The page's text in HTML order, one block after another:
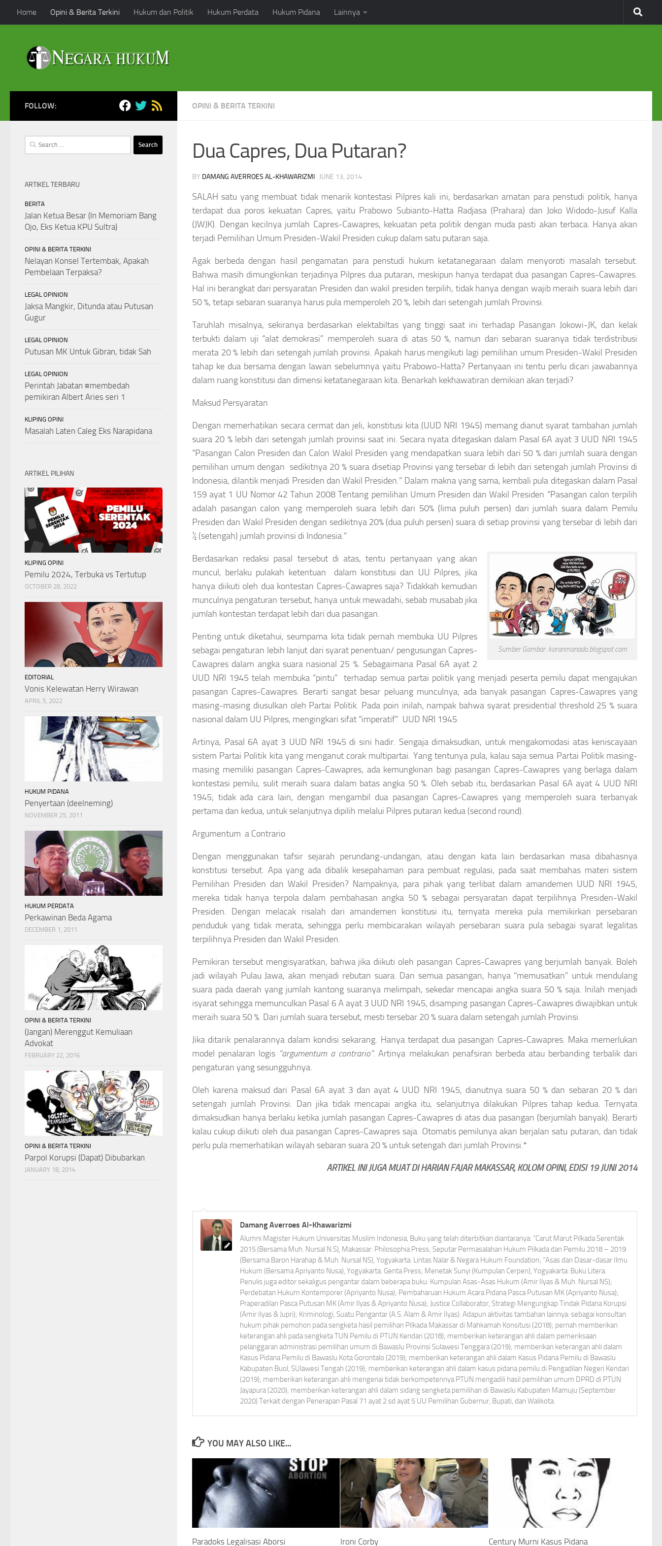
Skip to content
Home Opini & Berita Terkini Hukum dan Politik Hukum Perdata Hukum Pidana Lainnya
OPINI & BERITA TERKINI
Dua Capres, Dua Putaran?
BY DAMANG AVERROES AL-KHAWARIZMI · JUNE 13, 2014
SALAH satu yang membuat tidak menarik kontestasi Pilpres kali ini, berdasarkan amatan para penstudi politik, hanya
terdapat dua poros kekuatan Capres, yaitu Prabowo Subianto-Hatta Radjasa (Prahara) dan Joko Widodo-Jusuf Kalla
(JWJK). Dengan kecilnya jumlah Capres-Cawapres, kekuatan peta politik dengan muda pasti akan terbaca. Hanya akan
terjadi Pemilihan Umum Presiden-Wakil Presiden cukup dalam satu putaran saja.
Agak berbeda dengan hasil pengamatan para penstudi hukum ketatanegaraan dalam menyoroti masalah tersebut.
Bahwa masih dimungkinkan terjadinya Pilpres dua putaran, meskipun hanya terdapat dua pasangan Capres-Cawapres.
Hal ini berangkat dari persyaratan Presiden dan wakil presiden terpilih, tidak hanya dengan wajib meraih suara lebih dari
50 %, tetapi sebaran suaranya harus pula memperoleh 20 %, lebih dari setengah jumlah Provinsi.
Taruhlah misalnya, sekiranya berdasarkan elektabiltas yang tinggi saat ini terhadap Pasangan Jokowi-JK, dan kelak
terbukti dalam uji “alat demokrasi” memperoleh suara di atas 50 %, namun dari sebaran suaranya tidak terdistribusi
merata 20 % lebih dari setengah jumlah provinsi. Apakah harus mengikuti lagi pemilihan umum Presiden-Wakil Presiden
tahap ke dua bersama dengan lawan sebelumnya yaitu Prabowo-Hatta? Pertanyaan ini tentu perlu dicari jawabannya
dalam ruang konstitusi dan dimensi ketatanegaraan kita. Benarkah kekhawatiran demikian akan terjadi?
Maksud Persyaratan
Dengan memerhatikan secara cermat dan jeli, konstitusi kita (UUD NRI 1945) memang dianut syarat tambahan jumlah
suara 20 % lebih dari setengah jumlah provinsi saat ini. Secara nyata ditegaskan dalam Pasal 6A ayat 3 UUD NRI 1945
“Pasangan Calon Presiden dan Calon Wakil Presiden yang mendapatkan suara lebih dari 50 % dari jumlah suara dengan
pemilihan umum dengan sedikitnya 20 % suara disetiap Provinsi yang tersebar di lebih dari setengah jumlah Provinsi di
Indonesia, dilantik menjadi Presiden dan Wakil Presiden.” Dalam makna yang sama, kembali pula ditegaskan dalam Pasal
159 ayat 1 UU Nomor 42 Tahun 2008 Tentang pemilihan Umum Presiden dan Wakil Presiden “Pasangan calon terpilih
adalah pasangan calon yang memperoleh suara lebih dari 50% (lima puluh persen) dari jumlah suara dalam Pemilu
Presiden dan Wakil Presiden dengan sedikitnya 20% (dua puluh persen) suara di setiap provinsi yang tersebar di lebih dari
½ (setengah) jumlah provinsi di Indonesia.”
Sumber Gambar: koranmanado.blogspot.com
Berdasarkan redaksi pasal tersebut di atas, tentu pertanyaan yang akan
muncul, berlaku pulakah ketentuan dalam konstitusi dan UU Pilpres, jika
hanya diikuti oleh dua kontestan Capres-Cawapres saja? Tidakkah kemudian
munculnya pengaturan tersebut, hanya untuk mewadahi, sebab musabab jika
jumlah kontestan terdapat lebih dari dua pasangan.
Penting untuk diketahui, seumpama kita tidak pernah membuka UU Pilpres
sebagai pengaturan lebih lanjut dari syarat penentuan/ pengusungan Capres-
Cawapres dalam angka suara nasional 25 %. Sebagaimana Pasal 6A ayat 2
UUD NRI 1945 telah membuka “pintu” terhadap semua partai politik yang menjadi peserta pemilu dapat mengajukan
pasangan Capres-Cawapres. Berarti sangat besar peluang munculnya; ada banyak pasangan Capres-Cawapres yang
masing-masing diusulkan oleh Partai Politik. Pada poin inilah, nampak bahwa syarat presidential threshold 25 % suara
nasional dalam UU Pilpres, mengingkari sifat “imperatif” UUD NRI 1945.
Artinya, Pasal 6A ayat 3 UUD NRI 1945 di sini hadir. Sengaja dimaksudkan, untuk mengakomodasi atas keniscayaan
sistem Partai Politik kita yang menganut corak multipartai. Yang tentunya pula, kalau saja semua Partai Politik masing-
masing memiliki pasangan Capres-Cawapres, ada kemungkinan bagi pasangan Capres-Cawapres yang berlaga dalam
kontestasi pemilu, sulit meraih suara dalam batas angka 50 %. Oleh sebab itu, berdasarkan Pasal 6A ayat 4 UUD NRI
1945; tidak ada cara lain, dengan mengambil dua pasangan Capres-Cawapres yang memperoleh suara terbanyak
pertama dan kedua, untuk selanjutnya dipilih melalui Pilpres putaran kedua (second round).
Argumentum a Contrario
Dengan menggunakan tafsir sejarah perundang-undangan, atau dengan kata lain berdasarkan masa dibahasnya
konstitusi tersebut. Apa yang ada dibalik kesepahaman para pembuat regulasi, pada saat membahas materi sistem
Pemilihan Presiden dan Wakil Presiden? Nampaknya, para pihak yang terlibat dalam amandemen UUD NRI 1945,
mereka tidak hanya terpola dalam pembahasan angka 50 % sebagai persyaratan dapat terpilihnya Presiden-Wakil
Presiden. Dengan melacak risalah dari amandemen konstitusi itu, ternyata mereka pula memikirkan persebaran
penduduk yang tidak merata, sehingga perlu membicarakan wilayah persebaran suara pula sebagai syarat legalitas
terpilihnya Presiden dan Wakil Presiden.
Pemikiran tersebut mengisyaratkan, bahwa jika diikuti oleh pasangan Capres-Cawapres yang berjumlah banyak. Boleh
jadi wilayah Pulau Jawa, akan menjadi rebutan suara. Dan semua pasangan, hanya “memusatkan” untuk mendulang
suara pada daerah yang jumlah kantong suaranya melimpah, sekedar mencapai angka suara 50 % saja. Inilah menjadi
isyarat sehingga memunculkan Pasal 6 A ayat 3 UUD NRI 1945, disamping pasangan Capres-Cawapres diwajibkan untuk
meraih suara 50 %. Dari jumlah suara tersebut, mesti tersebar 20 % suara dalam setengah jumlah Provinsi.
Jika ditarik penalarannya dalam kondisi sekarang. Hanya terdapat dua pasangan Capres-Cawapres. Maka memerlukan
model penalaran logis “argumentum a contrario”. Artinya melakukan penafsiran berbeda atau berbanding terbalik dari
pengaturan yang sesungguhnya.
Oleh karena maksud dari Pasal 6A ayat 3 dan ayat 4 UUD NRI 1945, dianutnya suara 50 % dan sebaran 20 % dari
setengah jumlah Provinsi. Dan jika tidak mencapai angka itu, selanjutnya dilakukan Pilpres tahap kedua. Ternyata
dimaksudkan hanya berlaku ketika jumlah pasangan Capres-Cawapres di atas dua pasangan (berjumlah banyak). Berarti
kalau cukup diikuti oleh dua pasangan Capres-Cawapres saja. Otomatis pemilunya akan berjalan satu putaran, dan tidak
perlu pula memerhatikan wilayah sebaran suara 20 % untuk setengah dari jumlah Provinsi.*
ARTIKEL INI JUGA MUAT DI HARIAN FAJAR MAKASSAR, KOLOM OPINI, EDISI 19 JUNI 2014
Damang Averroes Al-Khawarizmi
Alumni Magister Hukum Universitas Muslim Indonesia, Buku yang telah diterbitkan diantaranya: “Carut Marut Pilkada Serentak
2015 (Bersama Muh. Nursal N.S), Makassar: Philosophia Press; Seputar Permasalahan Hukum Pilkada dan Pemilu 2018 – 2019
(Bersama Baron Harahap & Muh. Nursal NS), Yogyakarta: Lintas Nalar & Negara Hukum Foundation; “Asas dan Dasar-dasar Ilmu
Hukum (Bersama Apriyanto Nusa), Yogyakarta: Genta Press; Menetak Sunyi (Kumpulan Cerpen), Yogyakarta: Buku Litera.
Penulis juga editor sekaligus pengantar dalam beberapa buku: Kumpulan Asas-Asas Hukum (Amir Ilyas & Muh. Nursal NS);
Perdebatan Hukum Kontemporer (Apriyanto Nusa); Pembaharuan Hukum Acara Pidana Pasca Putusan MK (Apriyanto Nusa);
Praperadilan Pasca Putusan MK (Amir Ilyas & Apriyanto Nusa); Justice Collaborator, Strategi Mengungkap Tindak Pidana Korupsi
(Amir Ilyas & Jupri); Kriminologi, Suatu Pengantar (A.S. Alam & Amir Ilyas). Adapun aktivitas tambahan lainnya: sebagai konsultan
hukum pihak pemohon pada sengketa hasil pemilihan Pilkada Makassar di Mahkamah Konsitusi (2018); pernah memberikan
keterangan ahli pada sengketa TUN Pemilu di PTUN Kendari (2018); memberikan keterangan ahli dalam pemeriksaan
pelanggaran administrasi pemilihan umum di Bawaslu Provinsi Sulawesi Tenggara (2019); memberikan keterangan ahli dalam
Kasus Pidana Pemilu di Bawaslu Kota Gorontalo (2019); memberikan keterangan ahli dalam Kasus Pidana Pemilu di Bawaslu
Kabupaten Buol, SUlawesi Tengah (2019); memberikan keterangan ahli dalam kasus pidana pemilu di Pengadilan Negeri Kendari
(2019); memberikan keterangan ahli mengenai tidak berkompetennya PTUN mengadili hasil pemilihan umum DPRD di PTUN
Jayapura (2020); memberikan keterangan ahli dalam sidang sengketa pemilihan di Bawaslu Kabupaten Mamuju (September
2020) Terkait dengan Penerapan Pasal 71 ayat 2 sd ayat 5 UU Pemilihan Gubernur, Bupati, dan Walikota.
YOU MAY ALSO LIKE...
Paradoks Legalisasi Aborsi Ironi Corby Century Murni Kasus Pidana
FOLLOW:
Search
for:
ARTIKEL TERBARU
BERITA
Jalan Ketua Besar (In Memoriam Bang
Ojo, Eks Ketua KPU Sultra)
OPINI & BERITA TERKINI
Nelayan Konsel Tertembak, Apakah
Pembelaan Terpaksa?
LEGAL OPINION
Jaksa Mangkir, Ditunda atau Putusan
Gugur
LEGAL OPINION
Putusan MK Untuk Gibran, tidak Sah
LEGAL OPINION
Perintah Jabatan #membedah
pemikiran Albert Aries seri 1
KLIPING OPINI
Masalah Laten Caleg Eks Narapidana
ARTIKEL PILIHAN
KLIPING OPINI
Pemilu 2024, Terbuka vs Tertutup
OCTOBER 28, 2022
EDITORIAL
Vonis Kelewatan Herry Wirawan
APRIL 5, 2022
HUKUM PIDANA
Penyertaan (deelneming)
NOVEMBER 25, 2011
HUKUM PERDATA
Perkawinan Beda Agama
DECEMBER 1, 2011
OPINI & BERITA TERKINI
(Jangan) Merenggut Kemuliaan
Advokat
FEBRUARY 22, 2016
OPINI & BERITA TERKINI
Parpol Korupsi (Dapat) Dibubarkan
JANUARY 18, 2014